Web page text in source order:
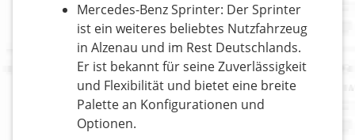
Mercedes-Benz Sprinter: Der Sprinter
ist ein weiteres beliebtes Nutzfahrzeug
in Alzenau und im Rest Deutschlands.
Er ist bekannt für seine Zuverlässigkeit
und Flexibilität und bietet eine breite
Palette an Konfigurationen und
Optionen.